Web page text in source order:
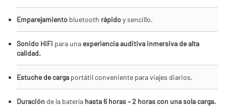
Emparejamiento bluetooth rápidoy sencillo.
Sonido HiFi para una experiencia auditiva inmersiva de alta
calidad.
Estuche de carga portátil conveniente para viajes diarios.
Duración de la batería hasta 6 horas – 2 horas con una sola carga.